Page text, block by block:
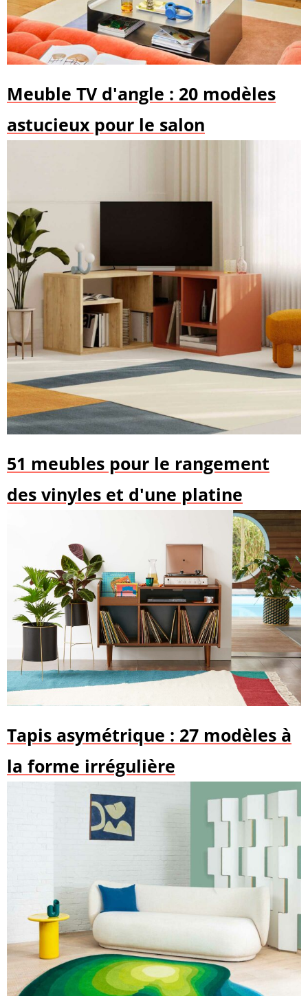
Meuble TV d'angle : 20 modèles
astucieux pour le salon
51 meubles pour le rangement
des vinyles et d'une platine
Tapis asymétrique : 27 modèles à
la forme irrégulière